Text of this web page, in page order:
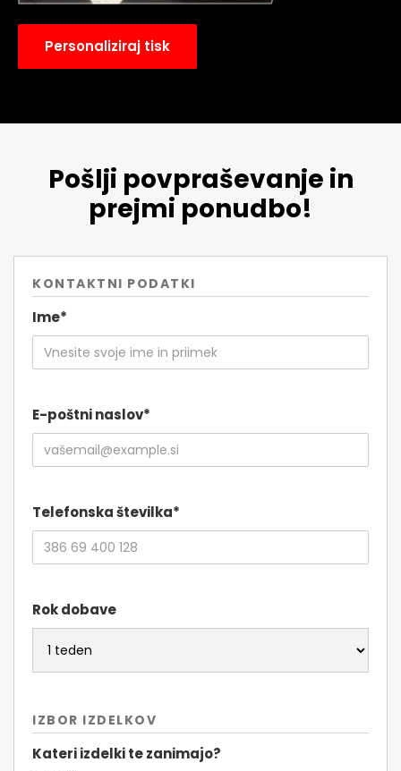
Personaliziraj tisk
Pošlji povpraševanje in
prejmi ponudbo!
KONTAKTNI PODATKI
Ime*
E-poštni naslov*
Telefonska številka*
Rok dobave
IZBOR IZDELKOV
Kateri izdelki te zanimajo?